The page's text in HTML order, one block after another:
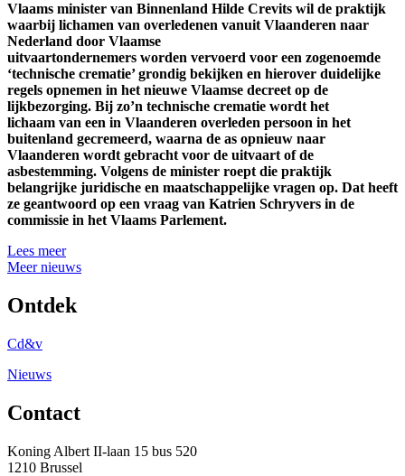
Vlaams minister van Binnenland Hilde Crevits wil de praktijk
waarbij lichamen van overledenen vanuit Vlaanderen naar
Nederland door Vlaamse
uitvaartondernemers worden vervoerd voor een zogenoemde
‘technische crematie’ grondig bekijken en hierover duidelijke
regels opnemen in het nieuwe Vlaamse decreet op de
lijkbezorging. Bij zo’n technische crematie wordt het
lichaam van een in Vlaanderen overleden persoon in het
buitenland gecremeerd, waarna de as opnieuw naar
Vlaanderen wordt gebracht voor de uitvaart of de
asbestemming. Volgens de minister roept die praktijk
belangrijke juridische en maatschappelijke vragen op. Dat heeft
ze geantwoord op een vraag van Katrien Schryvers in de
commissie in het Vlaams Parlement.
Lees meer
Meer nieuws
Ontdek
Cd&v
Nieuws
Contact
Koning Albert II-laan 15 bus 520
1210 Brussel